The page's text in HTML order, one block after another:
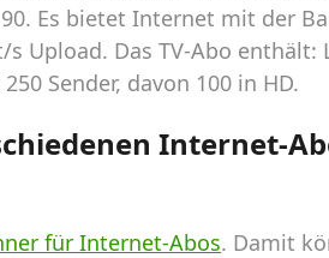
Es bietet Internet mit der
Upload. Das TV-Abo enthält:
Sender, davon 100 in HD.
Internet-
für Internet-Abos. Damit